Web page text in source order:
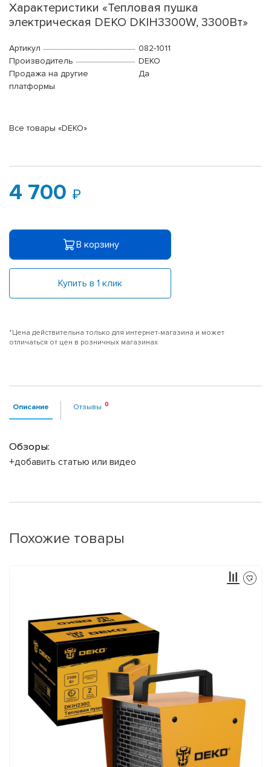
Характеристики «Тепловая пушка
электрическая DEKO DKIH3300W, 3300Вт»
Артикул
082-1011
Производитель
DEKO
Продажа на другие
платформы
Да
Все товары «DEKO»
4 700
В корзину
Купить в 1 клик
*Цена действительна только для интернет-магазина и может
отличаться от цен в розничных магазинах
Описание Отзывы
Обзоры:
+добавить статью или видео
Похожие товары